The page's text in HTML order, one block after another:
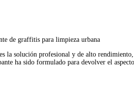
de graffitis para limpieza urbana
la solución profesional y de alto
ha sido formulado para devolver el